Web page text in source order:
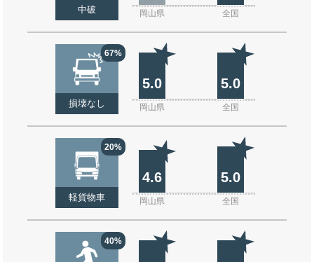
中破 岡山県 全国
67%
損壊なし
5.0 5.0
岡山県 全国
20%
軽貨物車
4.6 5.0
岡山県 全国
40%